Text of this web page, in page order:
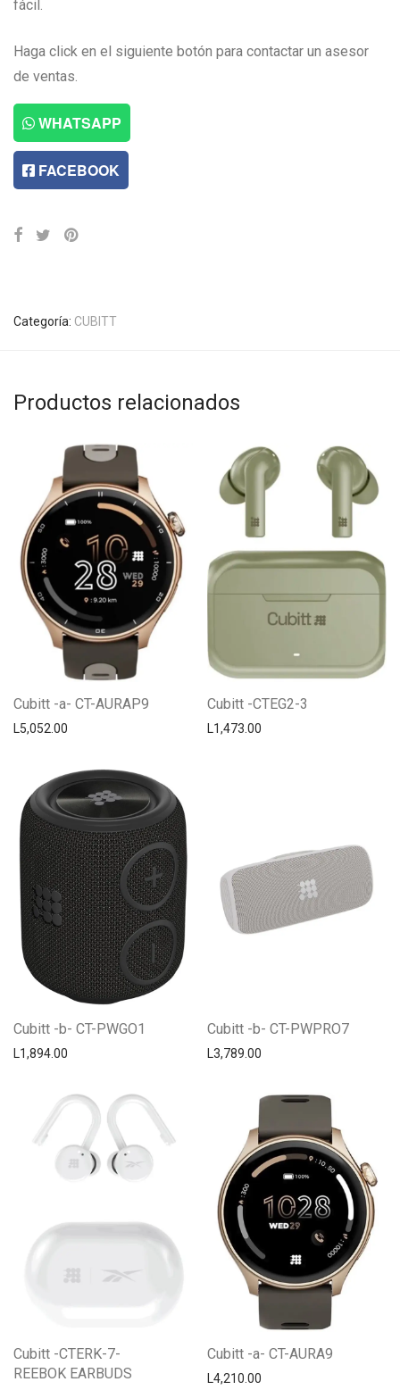
fácil.
Haga click en el siguiente botón para contactar un asesor
de ventas.
WHATSAPP
FACEBOOK
Categoría: CUBITT
Productos relacionados
Cubitt -a- CT-AURAP9
L5,052.00
Cubitt -CTEG2-3
L1,473.00
Cubitt -b- CT-PWGO1
L1,894.00
Cubitt -b- CT-PWPRO7
L3,789.00
Cubitt -CTERK-7-
REEBOK EARBUDS
Cubitt -a- CT-AURA9
L4,210.00